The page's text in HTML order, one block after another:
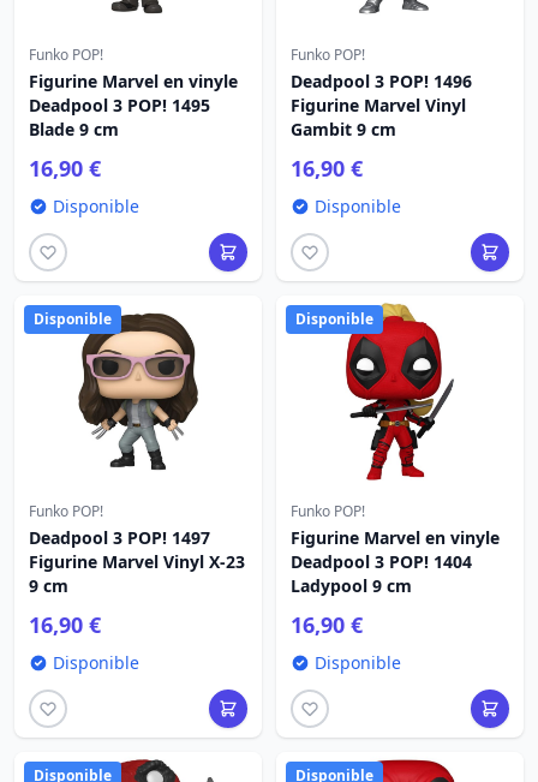
Funko POP!
Figurine Marvel en vinyle
Deadpool 3 POP! 1495
Blade 9 cm
16,90 €
Disponible
Funko POP!
Deadpool 3 POP! 1496
Figurine Marvel Vinyl
Gambit 9 cm
16,90 €
Disponible
Disponible
Funko POP!
Deadpool 3 POP! 1497
Figurine Marvel Vinyl X-23
9 cm
16,90 €
Disponible
Disponible
Funko POP!
Figurine Marvel en vinyle
Deadpool 3 POP! 1404
Ladypool 9 cm
16,90 €
Disponible
Disponible Disponible